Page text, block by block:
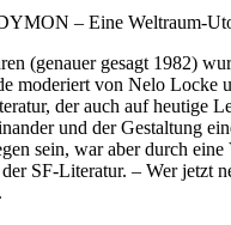
– Eine Weltraum-
(genauer gesagt 1982)
moderiert von Nelo
der auch auf heutige
und der Gestaltung
sein, war aber durch
SF-Literatur. – Wer